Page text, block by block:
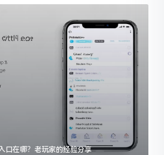
口在哪？老玩家的经验分享